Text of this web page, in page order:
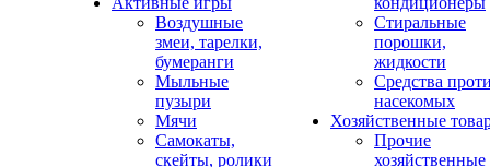
Воздушные
змеи, тарелки,
бумеранги
Мыльные
пузыри
Мячи
Самокаты,
скейты, ролики
Стиральные
порошки,
жидкости
Средства
насекомых
Хозяйственные
Прочие
хозяйственные